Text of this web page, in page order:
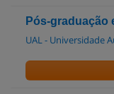
Pós-graduação
UAL - Universidade